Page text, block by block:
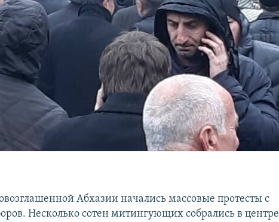
Абхазии начались массовые протесты с
Несколько сотен митингующих собрались в центре